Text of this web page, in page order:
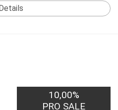
10,00%
PRO SALE